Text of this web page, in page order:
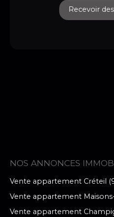
Recevoir
NOS ANNONCES
Vente appartement Créteil
Vente appartement
Vente appartement